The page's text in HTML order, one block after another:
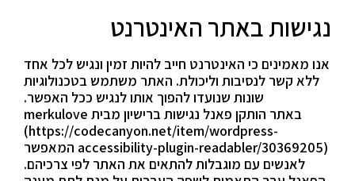
נגישות באתר האינטרנט
אנו מאמינים כי האינטרנט חייב להיות זמין ונגיש לכל אחד
ללא קשר לנסיבות וליכולת. האתר משתמש בטכנולוגיות
שונות שנועדו להפוך אותו לנגיש ככל האפשר.
באתר הותקן פאנל נגישות ברישיון מבית merkulove
(https://codecanyon.net/item/wordpress-
accessibility-plugin-readabler/30369205 ) המאפשר
לאנשים עם מוגבלות להתאים את האתר לפי צרכיהם.